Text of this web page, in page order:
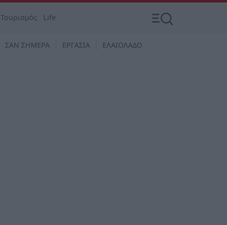
Τουρισμός Life
ΣΑΝ ΣΗΜΕΡΑ ΕΡΓΑΣΙΑ ΕΛΑΙΟΛΑΔΟ